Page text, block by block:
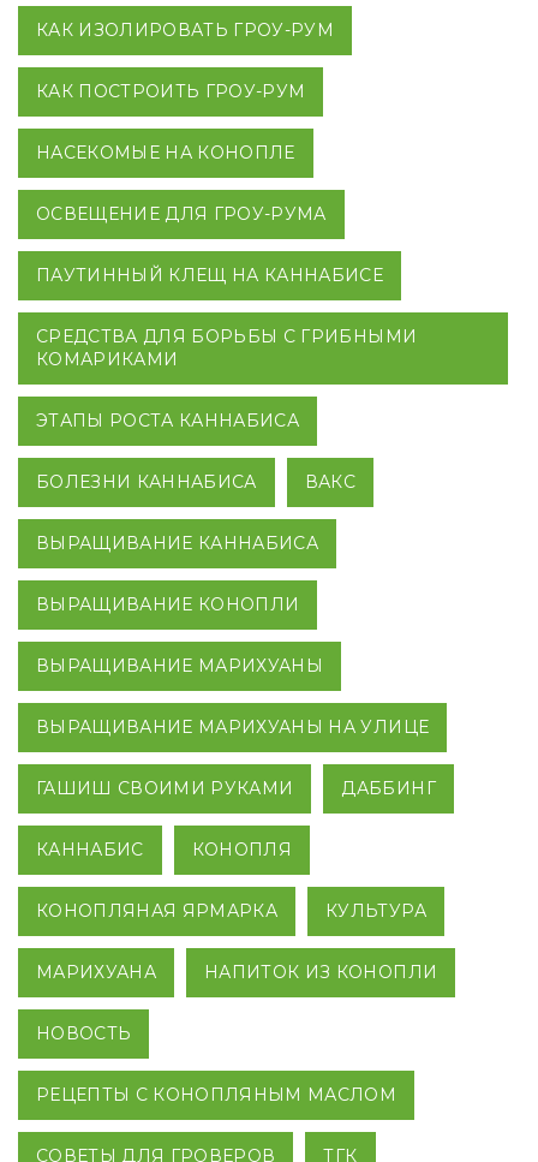
КАК ИЗОЛИРОВАТЬ ГРОУ-РУМ
КАК ПОСТРОИТЬ ГРОУ-РУМ
НАСЕКОМЫЕ НА КОНОПЛЕ
ОСВЕЩЕНИЕ ДЛЯ ГРОУ-РУМА
ПАУТИННЫЙ КЛЕЩ НА КАННАБИСЕ
СРЕДСТВА ДЛЯ БОРЬБЫ С ГРИБНЫМИ
КОМАРИКАМИ
ЭТАПЫ РОСТА КАННАБИСА
БОЛЕЗНИ КАННАБИСА ВАКС
ВЫРАЩИВАНИЕ КАННАБИСА
ВЫРАЩИВАНИЕ КОНОПЛИ
ВЫРАЩИВАНИЕ МАРИХУАНЫ
ВЫРАЩИВАНИЕ МАРИХУАНЫ НА УЛИЦЕ
ГАШИШ СВОИМИ РУКАМИ ДАББИНГ
КАННАБИС КОНОПЛЯ
КОНОПЛЯНАЯ ЯРМАРКА КУЛЬТУРА
МАРИХУАНА НАПИТОК ИЗ КОНОПЛИ
НОВОСТЬ
РЕЦЕПТЫ С КОНОПЛЯНЫМ МАСЛОМ
СОВЕТЫ ДЛЯ ГРОВЕРОВ ТГК